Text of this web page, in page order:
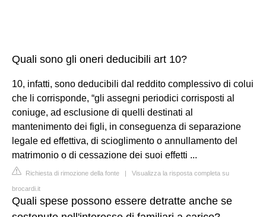
Quali sono gli oneri deducibili art 10?
10, infatti, sono deducibili dal reddito complessivo di colui
che li corrisponde, “gli assegni periodici corrisposti al
coniuge, ad esclusione di quelli destinati al
mantenimento dei figli, in conseguenza di separazione
legale ed effettiva, di scioglimento o annullamento del
matrimonio o di cessazione dei suoi effetti ...
Richiesta di rimozione della fonte | Visualizza la risposta completa su
brocardi.it
Quali spese possono essere detratte anche se